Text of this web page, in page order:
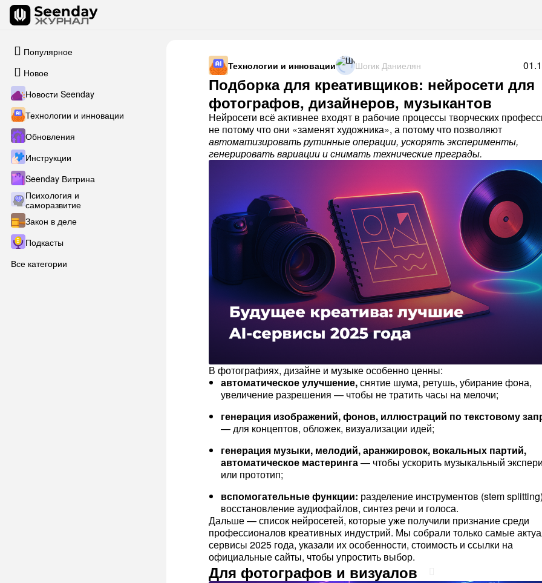
Популярное
Новое
Новости Seenday
Технологии и инновации
Обновления
Инструкции
Seenday Витрина
Психология и
саморазвитие
Закон в деле
Подкасты
Все категории
Технологии и инновации Шогик Даниелян
Подборка для креативщиков: нейросети для
фотографов, дизайнеров, музыкантов
Нейросети всё активнее входят в рабочие процессы творческих
не потому что они «заменят художника», а потому что позволяют
автоматизировать рутинные операции, ускорять эксперименты,
генерировать вариации и снимать технические преграды.
В фотографиях, дизайне и музыке особенно ценны:
автоматическое улучшение,снятие шума, ретушь, убирание фона,
увеличение разрешения — чтобы не тратить часы на мелочи;
генерация изображений, фонов, иллюстраций по текстовому
— для концептов, обложек, визуализации идей;
генерация музыки, мелодий, аранжировок, вокальных партий,
автоматическое мастеринга— чтобы ускорить музыкальный
или прототип;
вспомогательные функции: разделение инструментов (stem
восстановление аудиофайлов, синтез речи и голоса.
Дальше — список нейросетей, которые уже получили признание среди
профессионалов креативных индустрий. Мы собрали только самые
сервисы 2025 года, указали их особенности, стоимость и ссылки на
официальные сайты, чтобы упростить выбор.
Для фотографов и визуалов